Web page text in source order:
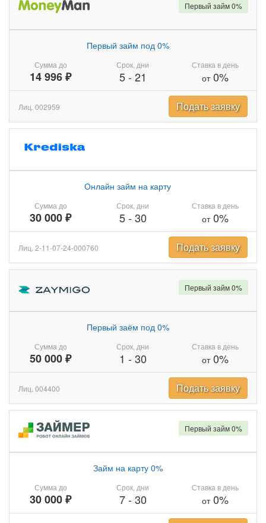
Сумма до
14 996 ₽
Первый займ под 0%
Срок, дни
5- 21
Ставка в день
от0%
Первый займ 0%
Лиц. 002959 Подать заявку
Сумма до
30 000 ₽
Онлайн займ на карту
Срок, дни
5- 30
Ставка в день
от0%
Лиц. 2-11-07-24-000760 Подать заявку
Сумма до
50 000 ₽
Первый заём под 0%
Срок, дни
1 - 30
Ставка в день
от0%
Первый займ 0%
Лиц. 004400 Подать заявку
Сумма до
30 000 ₽
Займ на карту 0%
Срок, дни
7- 30
Ставка в день
от0%
Первый займ 0%